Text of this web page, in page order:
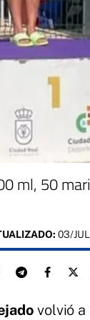
ml, 50
03/
volvió a